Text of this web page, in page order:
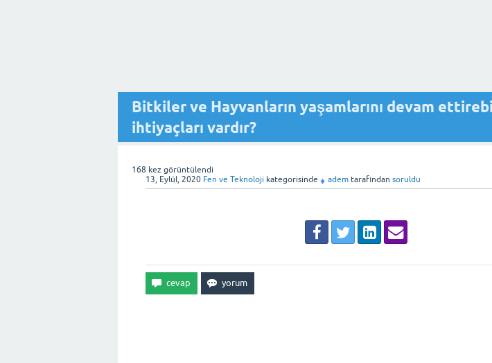
Bitkiler ve Hayvanların yaşamlarını devam
ihtiyaçları vardır?
168 kez görüntülendi
13, Eylül, 2020 Fen ve Teknoloji kategorisinde ♦ adem tarafından soruldu